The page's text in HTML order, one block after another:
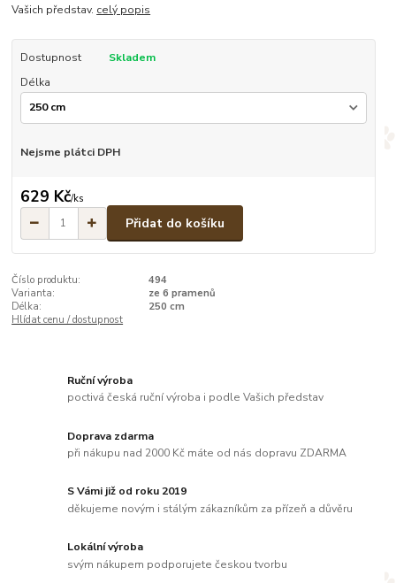
Vašich představ. celý popis
Dostupnost
Skladem
Délka
Nejsme plátci DPH
629 Kč/ks
Přidat do košíku
Číslo produktu:
494
Varianta:
ze 6 pramenů
Délka:
250 cm
Hlídat cenu / dostupnost
Ruční výroba
poctivá česká ruční výroba i podle Vašich představ
Doprava zdarma
při nákupu nad 2000 Kč máte od nás dopravu ZDARMA
S Vámi již od roku 2019
děkujeme novým i stálým zákazníkům za přízeň a důvěru
Lokální výroba
svým nákupem podporujete českou tvorbu